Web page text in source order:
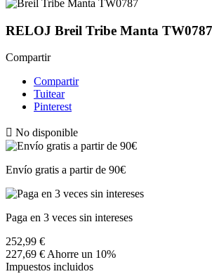
RELOJ Breil Tribe Manta TW0787
Compartir
Compartir
Tuitear
Pinterest
 No disponible
Envío gratis a partir de 90€
Paga en 3 veces sin intereses
252,99 €
227,69 €Ahorre un 10%
Impuestos incluidos